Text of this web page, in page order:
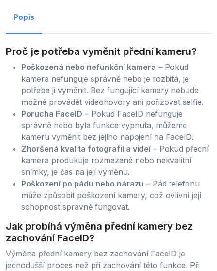
Popis
Proč je potřeba vyměnit přední kameru?
Poškozená nebo nefunkční kamera – Pokud
kamera nefunguje správně nebo je rozbitá, je
potřeba ji vyměnit. Bez fungující kamery nebude
možné provádět videohovory ani pořizovat selfie.
Porucha FaceID – Pokud FaceID nefunguje
správně nebo byla funkce vypnuta, můžeme
kameru vyměnit bez jejího napojení na FaceID.
Zhoršená kvalita fotografií a videí – Pokud přední
kamera produkuje rozmazané nebo nekvalitní
snímky, je čas na její výměnu.
Poškození po pádu nebo nárazu – Pád telefonu
může způsobit poškození kamery, což ovlivní její
schopnost správně fungovat.
Jak probíhá výměna přední kamery bez
zachování FaceID?
Výměna přední kamery bez zachování FaceID je
jednodušší proces než při zachování této funkce. Při